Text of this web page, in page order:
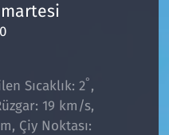
Sıcaklık: 2° ,
19 km/s,
Çiy Noktası: